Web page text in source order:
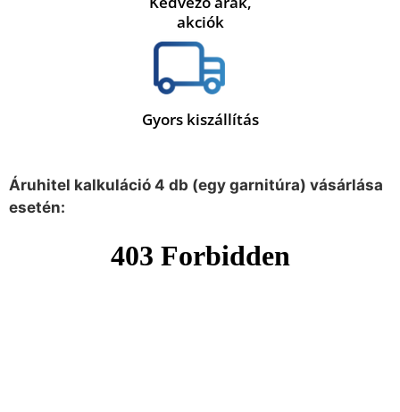
akciók
Gyors kiszállítás
Áruhitel kalkuláció 4 db (egy garnitúra) vásárlása
esetén: